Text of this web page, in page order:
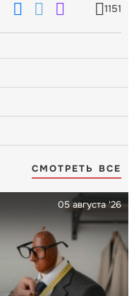
1151
СМОТРЕТЬ ВСЕ
05 августа '26